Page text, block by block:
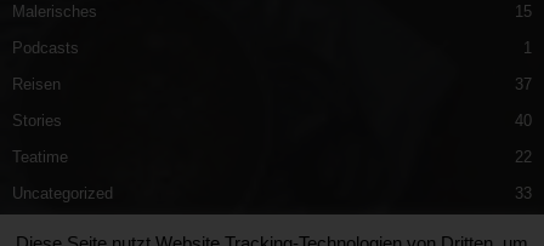
Malerisches
15
Podcasts
1
Reisen
37
Stories
40
Teatime
22
Uncategorized
33